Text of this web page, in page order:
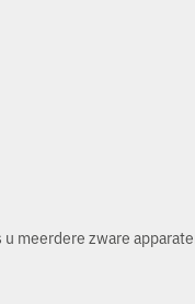
meerdere zware